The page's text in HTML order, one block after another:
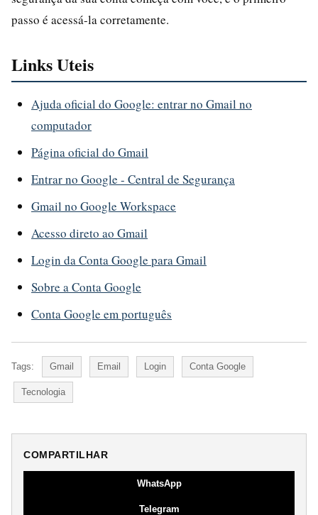
passo é acessá-la corretamente.
Links Uteis
Ajuda oficial do Google: entrar no Gmail no
computador
Página oficial do Gmail
Entrar no Google - Central de Segurança
Gmail no Google Workspace
Acesso direto ao Gmail
Login da Conta Google para Gmail
Sobre a Conta Google
Conta Google em português
Tags: Gmail Email Login Conta Google
Tecnologia
COMPARTILHAR
WhatsApp
Telegram